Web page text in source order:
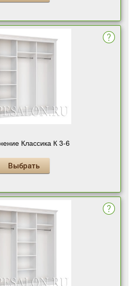
Классика К 3-6
Выбрать